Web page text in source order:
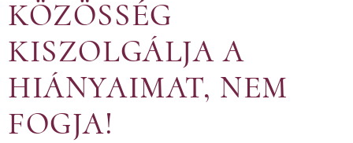
KÖZÖSSÉG
KISZOLGÁLJA A
HIÁNYAIMAT, NEM
FOGJA!